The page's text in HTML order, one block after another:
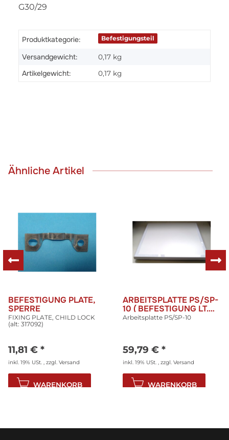
G30/29
Produktkategorie: Befestigungsteil
Versandgewicht: 0,17 kg
Artikelgewicht: 0,17 kg
Ähnliche Artikel
BEFESTIGUNG PLATE,
SPERRE
FIXING PLATE, CHILD LOCK
(alt: 317092)
11,81 € *
inkl. 19% USt. , zzgl. Versand
WARENKORB
ARBEITSPLATTE PS/SP-
10 ( BEFESTIGUNG LT.
PRODUKTBILD PRÜFEN)
Arbeitsplatte PS/SP-10
59,79 € *
inkl. 19% USt. , zzgl. Versand
WARENKORB